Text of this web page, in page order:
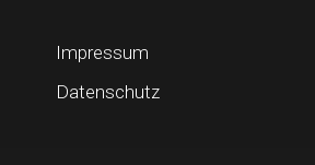
Impressum
Datenschutz